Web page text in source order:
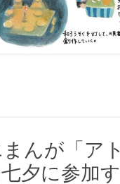
んが「ア
夕に参加